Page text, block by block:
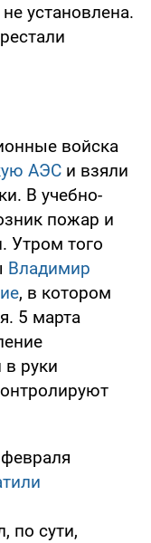
установлена.
войска
АЭС и взяли
В учебно-
пожар и
Утром того
Владимир
, в котором
5 марта
руки
по сути,